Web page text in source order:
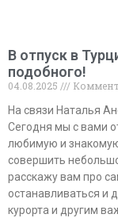
В отпуск в
подобного!
04.08.2025
На связи Наталья
Сегодня мы с вами
любимую и
совершить
расскажу вам про
останавливаться и
курорта и другим